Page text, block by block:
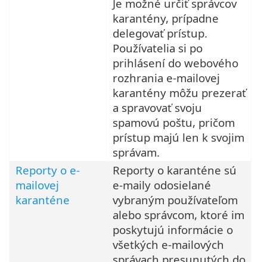
Je možné určiť správcov
karantény, prípadne
delegovať prístup.
Používatelia si po
prihlásení do webového
rozhrania e-mailovej
karantény môžu prezerať
a spravovať svoju
spamovú poštu, pričom
prístup majú len k svojim
správam.
Reporty o e-
mailovej
karanténe
Reporty o karanténe sú
e-maily odosielané
vybraným používateľom
alebo správcom, ktoré im
poskytujú informácie o
všetkých e-mailových